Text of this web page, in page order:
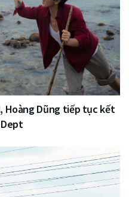
Hoàng Dũng tiếp tục kết